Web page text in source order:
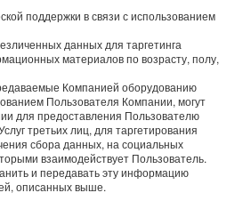
поддержки в связи с использованием
данных для таргетинга
материалов по возрасту, полу,
Компанией оборудованию
Пользователя Компании, могут
для предоставления Пользователю
третьих лиц, для таргетирования
сбора данных, на социальных
взаимодействует Пользователь.
и передавать эту информацию
описанных выше.